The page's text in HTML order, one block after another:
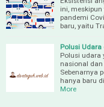
ini,
pandemi
baru, yaitu
Polusi
Polusi udara
nasional dan
Sebenarnya
hanya baru
More